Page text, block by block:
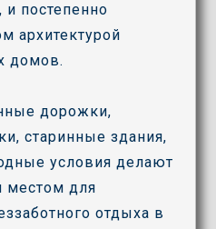
постепенно
архитектурой
домов.
дорожки,
старинные здания,
условия делают
местом для
отдыха в